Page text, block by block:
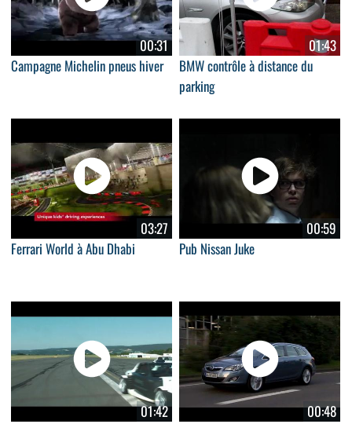
00:31
Campagne Michelin pneus hiver
01:43
BMW contrôle à distance du
parking
03:27
Ferrari World à Abu Dhabi
00:59
Pub Nissan Juke
01:42
00:48